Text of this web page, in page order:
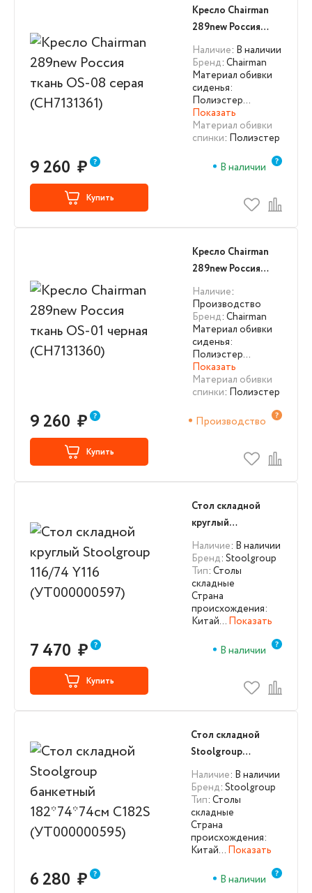
Кресло Chairman
289new Россия
ткань OS-08 серая
(CH7131361)
Наличие: В наличии
Бренд: Chairman
Материал обивки
сиденья:
Полиэстер…
Показать
Материал обивки
спинки: Полиэстер
9 260 ₽ В наличии
Купить
Кресло Chairman
289new Россия
ткань OS-01 черная
(CH7131360)
Наличие:
Производство
Бренд: Chairman
Материал обивки
сиденья:
Полиэстер…
Показать
Материал обивки
спинки: Полиэстер
9 260 ₽ Производство
Купить
Стол складной
круглый
Stoolgroup 116/74
Y116
(УТ000000597)
Наличие: В наличии
Бренд: Stoolgroup
Тип: Столы
складные
Страна
происхождения:
Китай… Показать
7 470 ₽ В наличии
Купить
Стол складной
Stoolgroup
банкетный
182*74*74см C182S
(УТ000000595)
Наличие: В наличии
Бренд: Stoolgroup
Тип: Столы
складные
Страна
происхождения:
Китай… Показать
6 280 ₽ В наличии